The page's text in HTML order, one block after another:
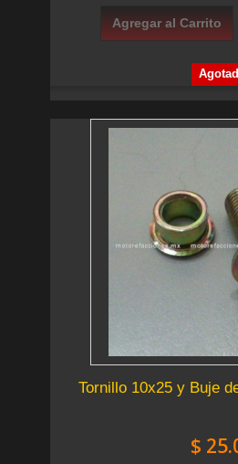
Agregar al Carrito
Tornillo 10x25 y Buje
$